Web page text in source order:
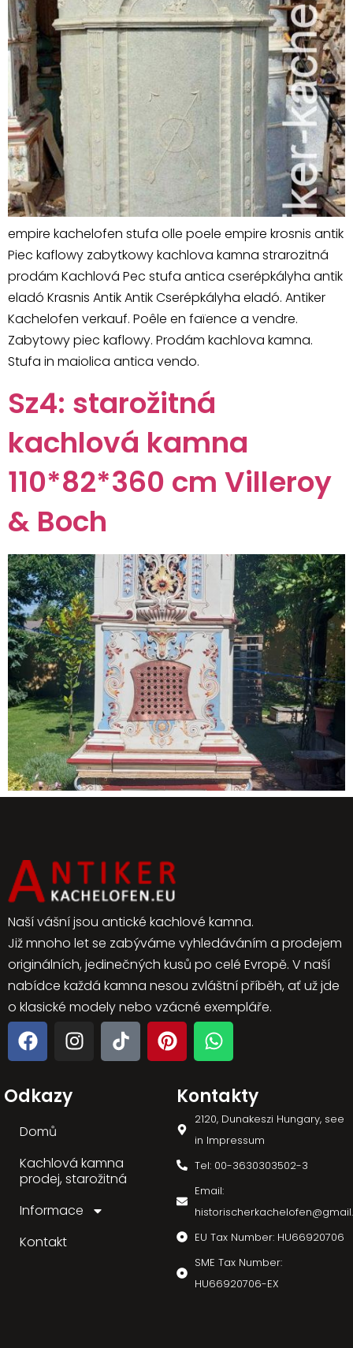
empire kachelofen stufa olle poele empire krosnis antik
Piec kaflowy zabytkowy kachlova kamna strarozitná
prodám Kachlová Pec stufa antica cserépkályha antik
eladó Krasnis Antik Antik Cserépkályha eladó. Antiker
Kachelofen verkauf. Poêle en faïence a vendre.
Zabytowy piec kaflowy. Prodám kachlova kamna.
Stufa in maiolica antica vendo.
Sz4: starožitná
kachlová kamna
110*82*360 cm Villeroy
& Boch
Naší vášní jsou antické kachlové kamna.
Již mnoho let se zabýváme vyhledáváním a prodejem
originálních, jedinečných kusů po celé Evropě. V naší
nabídce každá kamna nesou zvláštní příběh, ať už jde
o klasické modely nebo vzácné exempláře.
Odkazy
Domů
Kachlová kamna
prodej, starožitná
Informace
Kontakt
Kontakty
2120, Dunakeszi Hungary, see
in Impressum
Tel: 00-3630303502-3
Email:
EU Tax Number: HU66920706
SME Tax Number:
HU66920706-EX